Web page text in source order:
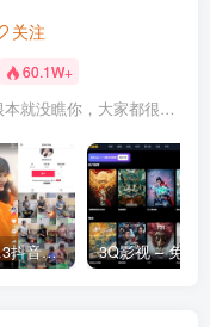
关注
60.1W+
没谁瞧不起你，因为别人根本就没瞧你，大家都很忙的
TikTok_v45.5.3抖音国际版_免拔卡解锁全球版